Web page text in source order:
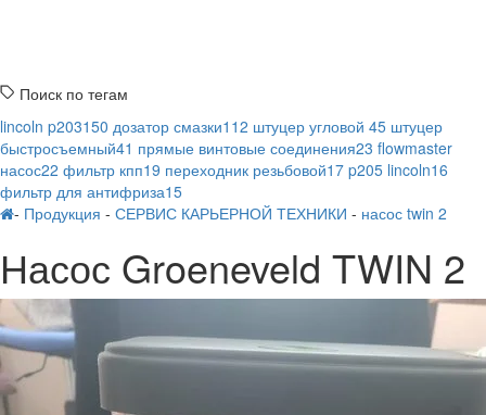
Поиск по тегам
lincoln p203150 дозатор смазки112 штуцер угловой 45 штуцер
быстросъемный41 прямые винтовые соединения23 flowmaster
насос22 фильтр кпп19 переходник резьбовой17 p205 lincoln16
фильтр для антифриза15
- Продукция - СЕРВИС КАРЬЕРНОЙ ТЕХНИКИ - насос twin 2
Насос Groeneveld TWIN 2